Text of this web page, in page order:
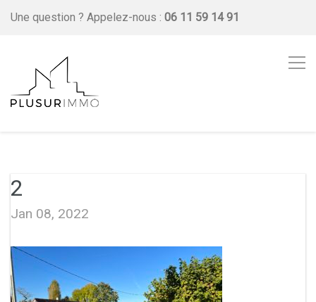
Une question ? Appelez-nous : 06 11 59 14 91
2
Jan 08, 2022